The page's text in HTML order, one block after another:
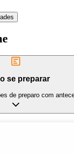
se preparar
de preparo com